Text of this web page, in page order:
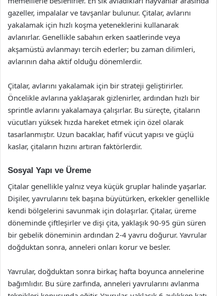
gazeller, impalalar ve tavşanlar bulunur. Çitalar, avlarını
yakalamak için hızlı koşma yeteneklerini kullanarak
avlanırlar. Genellikle sabahın erken saatlerinde veya
akşamüstü avlanmayı tercih ederler; bu zaman dilimleri,
avlarının daha aktif olduğu dönemlerdir.
Çitalar, avlarını yakalamak için bir strateji geliştirirler.
Öncelikle avlarına yaklaşarak gizlenirler, ardından hızlı bir
sprintle avlarını yakalamaya çalışırlar. Bu süreçte, çitaların
vücutları yüksek hızda hareket etmek için özel olarak
tasarlanmıştır. Uzun bacaklar, hafif vücut yapısı ve güçlü
kaslar, çitaların hızını artıran faktörlerdir.
Sosyal Yapı ve Üreme
Çitalar genellikle yalnız veya küçük gruplar halinde yaşarlar.
Dişiler, yavrularını tek başına büyütürken, erkekler genellikle
kendi bölgelerini savunmak için dolaşırlar. Çitalar, üreme
döneminde çiftleşirler ve dişi çita, yaklaşık 90-95 gün süren
bir gebelik döneminin ardından 2-4 yavru doğurur. Yavrular
doğduktan sonra, anneleri onları korur ve besler.
Yavrular, doğduktan sonra birkaç hafta boyunca annelerine
bağımlıdır. Bu süre zarfında, anneleri yavrularını avlanma